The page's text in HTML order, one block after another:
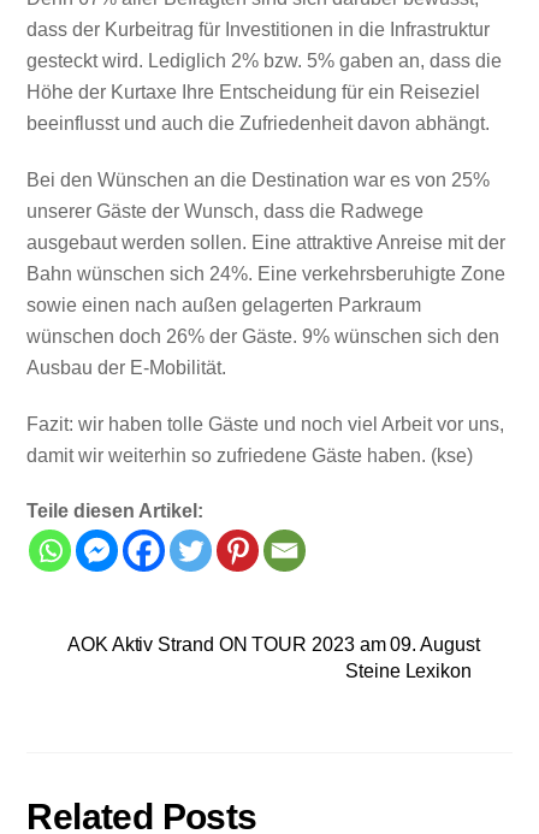
dass der Kurbeitrag für Investitionen in die Infrastruktur
gesteckt wird. Lediglich 2% bzw. 5% gaben an, dass die
Höhe der Kurtaxe Ihre Entscheidung für ein Reiseziel
beeinflusst und auch die Zufriedenheit davon abhängt.
Bei den Wünschen an die Destination war es von 25%
unserer Gäste der Wunsch, dass die Radwege
ausgebaut werden sollen. Eine attraktive Anreise mit der
Bahn wünschen sich 24%. Eine verkehrsberuhigte Zone
sowie einen nach außen gelagerten Parkraum
wünschen doch 26% der Gäste. 9% wünschen sich den
Ausbau der E-Mobilität.
Fazit: wir haben tolle Gäste und noch viel Arbeit vor uns,
damit wir weiterhin so zufriedene Gäste haben. (kse)
Teile diesen Artikel:
AOK Aktiv Strand ON TOUR 2023 am 09. August
Steine Lexikon
Related Posts